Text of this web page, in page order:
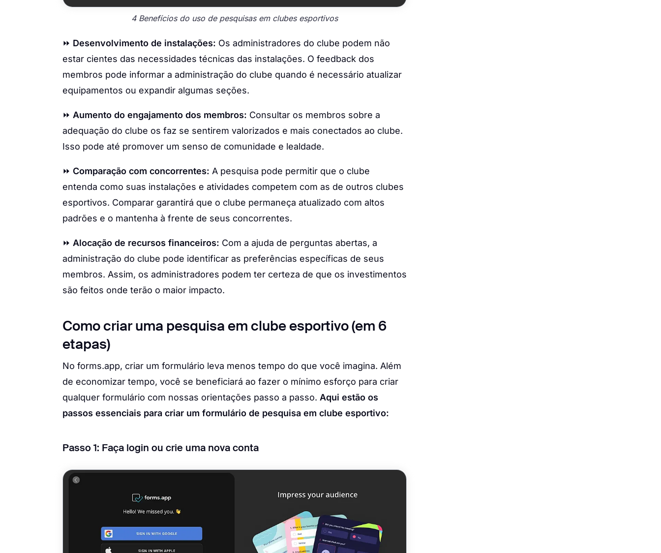
4 Benefícios do uso de pesquisas em clubes esportivos
⏩ Desenvolvimento de instalações: Os administradores do clube podem não
estar cientes das necessidades técnicas das instalações. O feedback dos
membros pode informar a administração do clube quando é necessário atualizar
equipamentos ou expandir algumas seções.
⏩ Aumento do engajamento dos membros: Consultar os membros sobre a
adequação do clube os faz se sentirem valorizados e mais conectados ao clube.
Isso pode até promover um senso de comunidade e lealdade.
⏩ Comparação com concorrentes: A pesquisa pode permitir que o clube
entenda como suas instalações e atividades competem com as de outros clubes
esportivos. Comparar garantirá que o clube permaneça atualizado com altos
padrões e o mantenha à frente de seus concorrentes.
⏩ Alocação de recursos financeiros: Com a ajuda de perguntas abertas, a
administração do clube pode identificar as preferências específicas de seus
membros. Assim, os administradores podem ter certeza de que os investimentos
são feitos onde terão o maior impacto.
Como criar uma pesquisa em clube esportivo (em 6
etapas)
No forms.app, criar um formulário leva menos tempo do que você imagina. Além
de economizar tempo, você se beneficiará ao fazer o mínimo esforço para criar
qualquer formulário com nossas orientações passo a passo. Aqui estão os
passos essenciais para criar um formulário de pesquisa em clube esportivo:
Passo 1: Faça login ou crie uma nova conta